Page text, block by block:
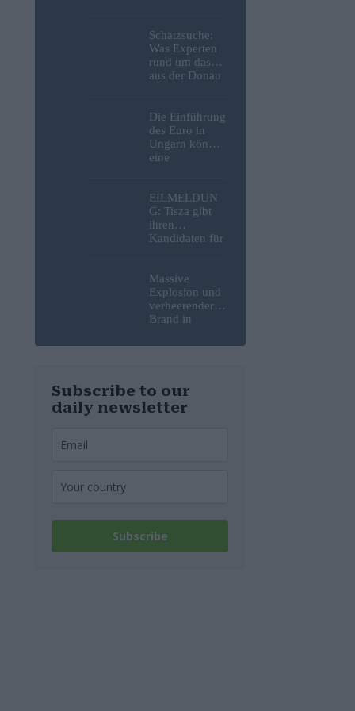
weniger Jahre
mit einem
Angriff auf die
Probe stellen
Schatzsuche:
Was Experten
rund um das
aus der Donau
deutsche
Motorrad
gefunden
haben – Fotos
Die Einführung
des Euro in
Ungarn könnte
eine
keit im
Anleihebereich
schaffen, so
ein Analyst
EILMELDUN
G: Tisza gibt
ihren
Kandidaten für
ungarischen
Präsidenten
bekannt
Massive
Explosion und
verheerender
Brand in
wichtiger
Werden die
Kraftstoffpreise
erneut steigen?
Subscribe to our
daily newsletter
Subscribe